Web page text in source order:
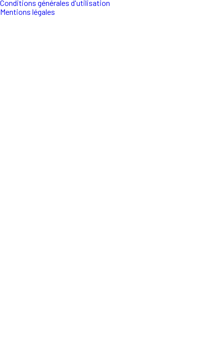
Conditions générales d'utilisation
Mentions légales